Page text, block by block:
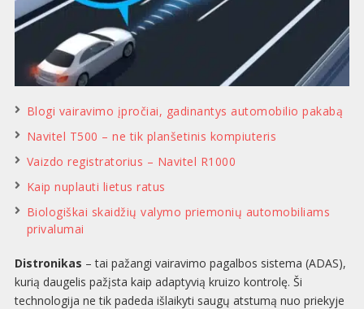
Blogi vairavimo įpročiai, gadinantys automobilio pakabą
Navitel T500 – ne tik planšetinis kompiuteris
Vaizdo registratorius – Navitel R1000
Kaip nuplauti lietus ratus
Biologiškai skaidžių valymo priemonių automobiliams
privalumai
Distronikas – tai pažangi vairavimo pagalbos sistema (ADAS),
kurią daugelis pažįsta kaip adaptyvią kruizo kontrolę. Ši
technologija ne tik padeda išlaikyti saugų atstumą nuo priekyje